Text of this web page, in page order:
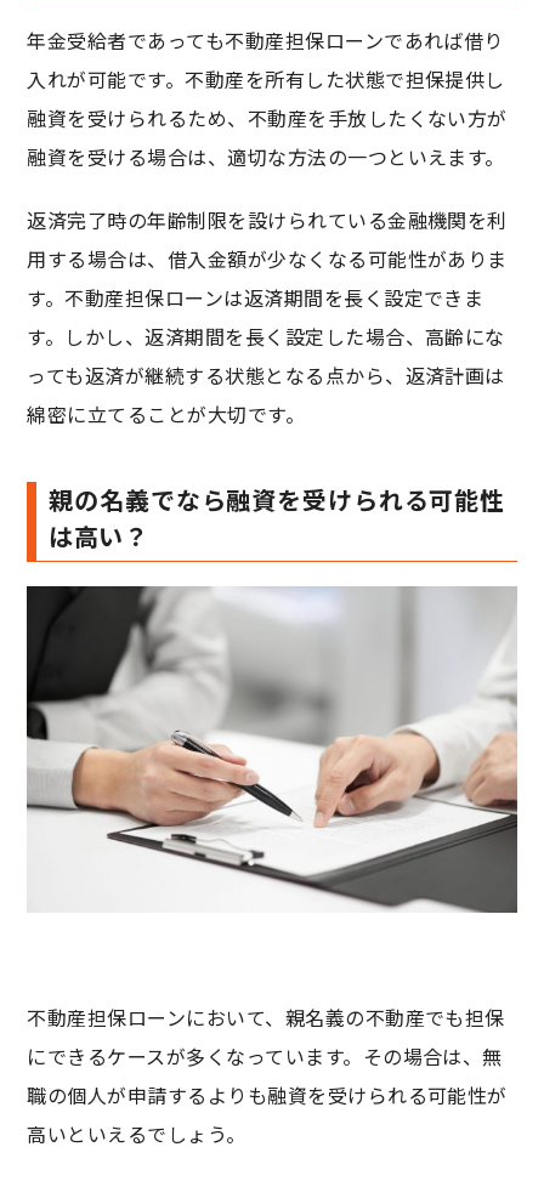
年金受給者であっても不動産担保ローンであれば借り
入れが可能です。不動産を所有した状態で担保提供し
融資を受けられるため、不動産を手放したくない方が
融資を受ける場合は、適切な方法の一つといえます。
返済完了時の年齢制限を設けられている金融機関を利
用する場合は、借入金額が少なくなる可能性がありま
す。不動産担保ローンは返済期間を長く設定できま
す。しかし、返済期間を長く設定した場合、高齢にな
っても返済が継続する状態となる点から、返済計画は
綿密に立てることが大切です。
親の名義でなら融資を受けられる可能性
は高い？
不動産担保ローンにおいて、親名義の不動産でも担保
にできるケースが多くなっています。その場合は、無
職の個人が申請するよりも融資を受けられる可能性が
高いといえるでしょう。